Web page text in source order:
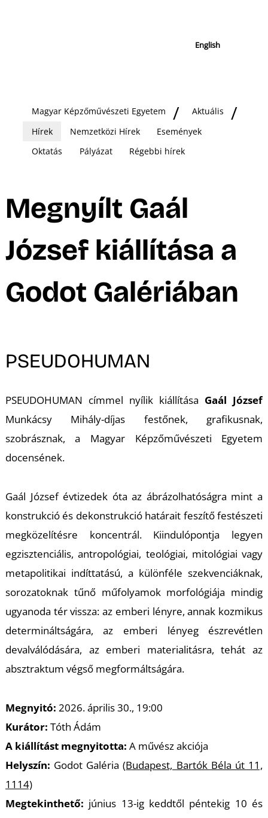
English
Magyar Képzőművészeti Egyetem
Aktuális
Hírek
Nemzetközi Hírek
Események
Oktatás
Pályázat Régebbi hírek
Megnyílt Gaál
József kiállítása a
Godot Galériában
PSEUDOHUMAN
PSEUDOHUMAN címmel nyílik kiállítása Gaál József
Munkácsy Mihály-díjas festőnek, grafikusnak,
szobrásznak, a Magyar Képzőművészeti Egyetem
docensének.
Gaál József évtizedek óta az ábrázolhatóságra mint a
konstrukció és dekonstrukció határait feszítő festészeti
megközelítésre koncentrál. Kiindulópontja legyen
egzisztenciális, antropológiai, teológiai, mitológiai vagy
metapolitikai indíttatású, a különféle szekvenciáknak,
sorozatoknak tűnő műfolyamok morfológiája mindig
ugyanoda tér vissza: az emberi lényre, annak kozmikus
determináltságára, az emberi lényeg észrevétlen
devalválódására, az emberi materialitásra, tehát az
absztraktum végső megformáltságára.
Megnyitó: 2026. április 30., 19:00
Kurátor: Tóth Ádám
A kiállítást megnyitotta: A művész akciója
Helyszín: Godot Galéria (Budapest, Bartók Béla út 11,
1114)
Megtekinthető: június 13-ig keddtől péntekig 10 és